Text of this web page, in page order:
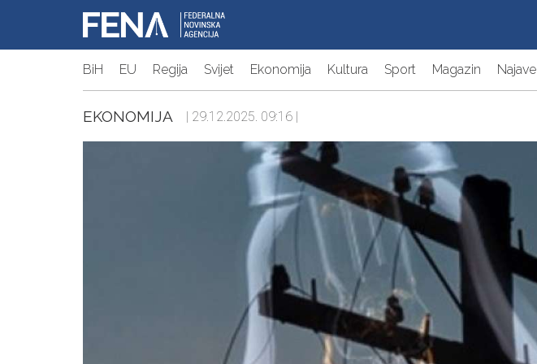
BiH EU Regija Svijet Ekonomija Kultura Sport Magazin Najave
EKONOMIJA | 29.12.2025. 09:16 |